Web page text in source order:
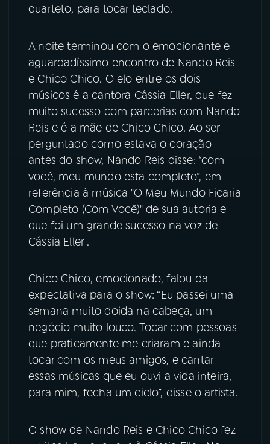
quarteto, para tocar teclado.
A noite terminou com o emocionante e
aguardadíssimo encontro de Nando Reis
e Chico Chico. O elo entre os dois
músicos é a cantora Cássia Eller, que fez
muito sucesso com parcerias com Nando
Reis e é a mãe de Chico Chico. Ao ser
perguntado como estava o coração
antes do show, Nando Reis disse: “com
você, meu mundo esta completo”, em
referência à música "O Meu Mundo Ficaria
Completo (Com Você)" de sua autoria e
que foi um grande sucesso na voz de
Cássia Eller .
Chico Chico, emocionado, falou da
expectativa para o show: “Eu passei uma
semana muito doida na cabeça, um
negócio muito louco. Tocar com pessoas
que praticamente me criaram e ainda
tocar com os meus amigos, e cantar
essas músicas que eu ouvi a vida inteira,
para mim, fecha um ciclo”, disse o artista.
O show de Nando Reis e Chico Chico fez